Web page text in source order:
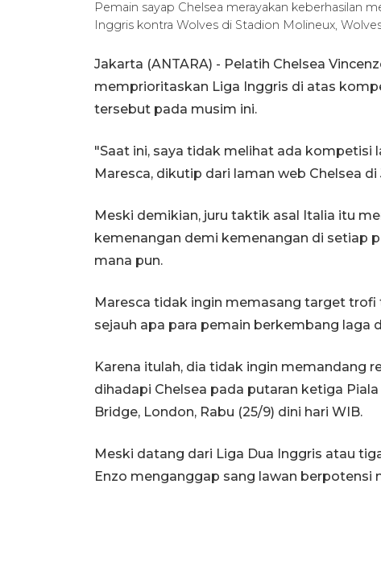
Pemain sayap Chelsea merayakan keberhasilan
Inggris kontra Wolves di Stadion Molineux,
Jakarta (ANTARA) - Pelatih Chelsea
memprioritaskan Liga Inggris di atas
tersebut pada musim ini.
"Saat ini, saya tidak melihat ada kompetisi
Maresca, dikutip dari laman web Chelsea di
Meski demikian, juru taktik asal Italia itu
kemenangan demi kemenangan di setiap
mana pun.
Maresca tidak ingin memasang target
sejauh apa para pemain berkembang laga
Karena itulah, dia tidak ingin memandang
dihadapi Chelsea pada putaran ketiga
Bridge, London, Rabu (25/9) dini hari WIB.
Meski datang dari Liga Dua Inggris atau
Enzo menganggap sang lawan berpotensi